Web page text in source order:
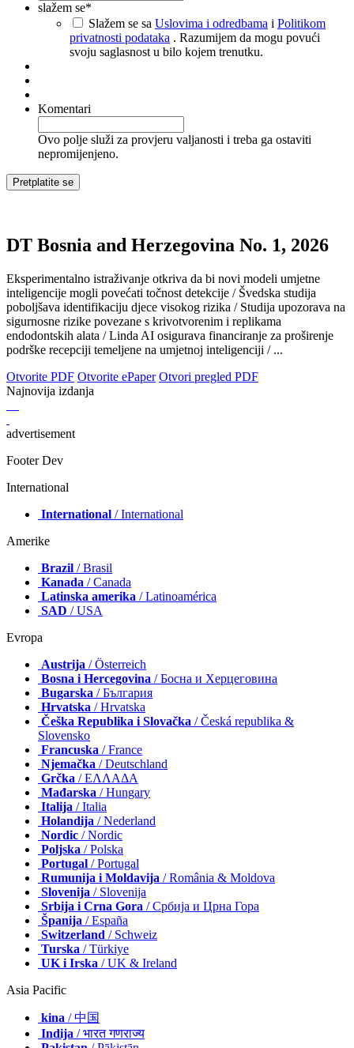
slažem se*
Slažem se sa Uslovima i odredbama i Politikom
privatnosti podataka . Razumijem da mogu povući
svoju saglasnost u bilo kojem trenutku.
Komentari
Ovo polje služi za provjeru valjanosti i treba ga ostaviti
nepromijenjeno.
DT Bosnia and Herzegovina No. 1, 2026
Eksperimentalno istraživanje otkriva da bi novi modeli umjetne
inteligencije mogli povećati točnost detekcije / Švedska studija
poboljšava identifikaciju djece visokog rizika / Studija upozorava na
sigurnosne rizike povezane s krivotvorenim i replikama
endodontskih alata / Linda AI osigurava financiranje za proširenje
podrške recepciji temeljene na umjetnoj inteligenciji / ...
Otvorite PDF Otvorite ePaper Otvori pregled PDF
Najnovija izdanja
advertisement
Footer Dev
International
International / International
Amerike
Brazil / Brasil
Kanada / Canada
Latinska amerika / Latinoamérica
SAD / USA
Evropa
Austrija / Österreich
Bosna i Hercegovina / Босна и Херцеговина
Bugarska / България
Hrvatska / Hrvatska
Češka Republika i Slovačka / Česká republika &
Slovensko
Francuska / France
Njemačka / Deutschland
Grčka / ΕΛΛΑΔΑ
Mađarska / Hungary
Italija / Italia
Holandija / Nederland
Nordic / Nordic
Poljska / Polska
Portugal / Portugal
Rumunija i Moldavija / România & Moldova
Slovenija / Slovenija
Srbija i Crna Gora / Србија и Црна Гора
Španija / España
Switzerland / Schweiz
Turska / Türkiye
UK i Irska / UK & Ireland
Asia Pacific
kina / 中国
Indija / भारत गणराज्य